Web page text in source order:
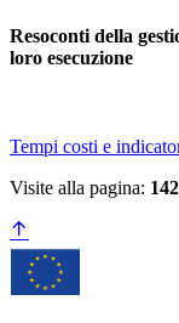
Resoconti della
loro esecuzione
Tempi costi e
Visite alla pagina: 142